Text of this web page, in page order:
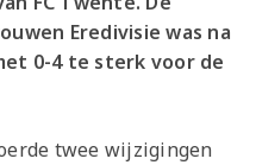
Eredivisie was na
0-4 te sterk voor de
twee wijzigingen